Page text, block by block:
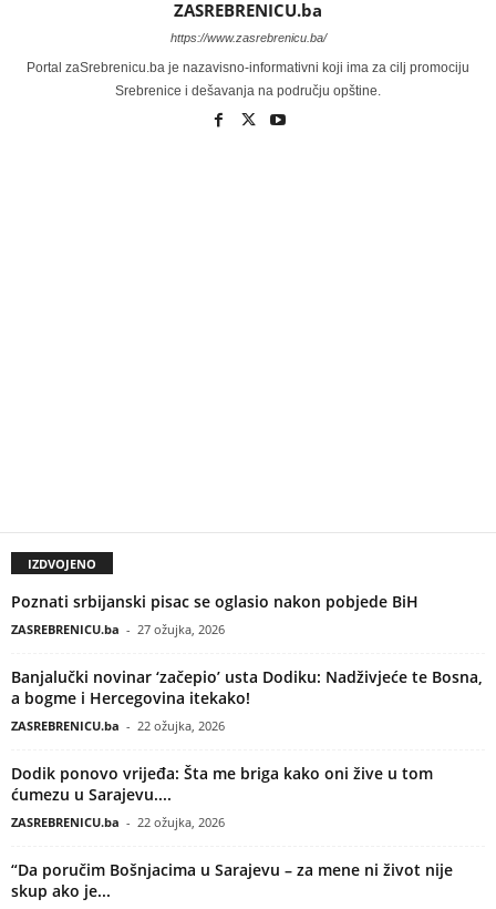
ZASREBRENICU.ba
https://www.zasrebrenicu.ba/
Portal zaSrebrenicu.ba je nazavisno-informativni koji ima za cilj promociju
Srebrenice i dešavanja na području opštine.
IZDVOJENO
Poznati srbijanski pisac se oglasio nakon pobjede BiH
ZASREBRENICU.ba - 27 ožujka, 2026
Banjalučki novinar ‘začepio’ usta Dodiku: Nadživjeće te Bosna,
a bogme i Hercegovina itekako!
ZASREBRENICU.ba - 22 ožujka, 2026
Dodik ponovo vrijeđa: Šta me briga kako oni žive u tom
ćumezu u Sarajevu....
ZASREBRENICU.ba - 22 ožujka, 2026
“Da poručim Bošnjacima u Sarajevu – za mene ni život nije
skup ako je...